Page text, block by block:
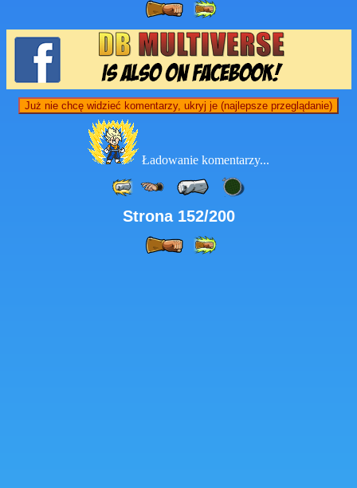
Już nie chcę widzieć komentarzy, ukryj je (najlepsze przeglądanie)
Ładowanie komentarzy...
Strona 152/200